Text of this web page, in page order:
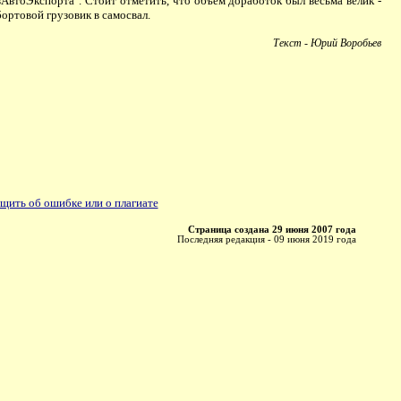
грузовик в самосвал.
Текст - Юрий Воробьев
об ошибке или о плагиате
Страница создана 29 июня 2007 года
Последняя редакция - 09 июня 2019 года